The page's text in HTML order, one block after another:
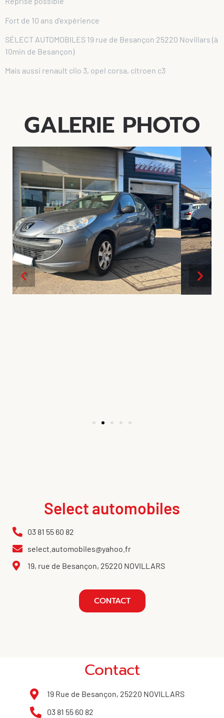
Fort de 10 ans d’expérience
SÉLECT AUTOMOBILES 19 rue de Besançon 25220 Novillars (à
10min de Besançon)
Mais aussi renault clio 3, opel corsa, citroen c3
GALERIE PHOTO
Select automobiles
03 81 55 60 82
select.automobiles@yahoo.fr
19, rue de Besançon, 25220 NOVILLARS
CONTACT
Contact
19 Rue de Besançon, 25220 NOVILLARS
03 81 55 60 82